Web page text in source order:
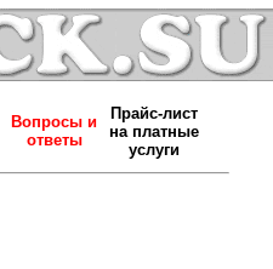
Вопросы и
ответы
Прайс-лист
на платные
услуги